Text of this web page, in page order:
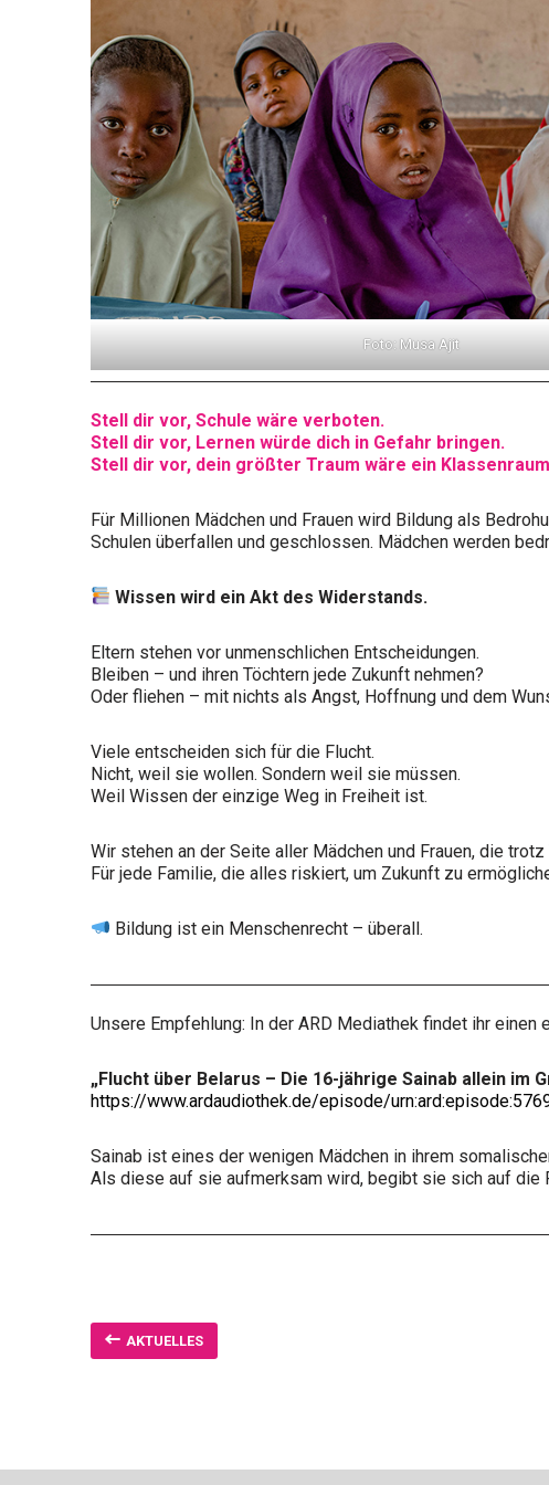
Foto: Musa Ajit
Stell dir vor, Schule wäre verboten.
Stell dir vor, Lernen würde dich in Gefahr bringen.
Stell dir vor, dein größter Traum wäre ein
Für Millionen Mädchen und Frauen wird Bildung als
Schulen überfallen und geschlossen. Mädchen werden
Wissen wird ein Akt des Widerstands.
Eltern stehen vor unmenschlichen Entscheidungen.
Bleiben – und ihren Töchtern jede Zukunft nehmen?
Oder fliehen – mit nichts als Angst, Hoffnung und dem
Viele entscheiden sich für die Flucht.
Nicht, weil sie wollen. Sondern weil sie müssen.
Weil Wissen der einzige Weg in Freiheit ist.
Wir stehen an der Seite aller Mädchen und Frauen, die
Für jede Familie, die alles riskiert, um Zukunft zu
Bildung ist ein Menschenrecht – überall.
Unsere Empfehlung: In der ARD Mediathek findet ihr
„Flucht über Belarus – Die 16-jährige Sainab allein im
https://www.ardaudiothek.de/episode/
Sainab ist eines der wenigen Mädchen in ihrem
Als diese auf sie aufmerksam wird, begibt sie sich auf die
AKTUELLES